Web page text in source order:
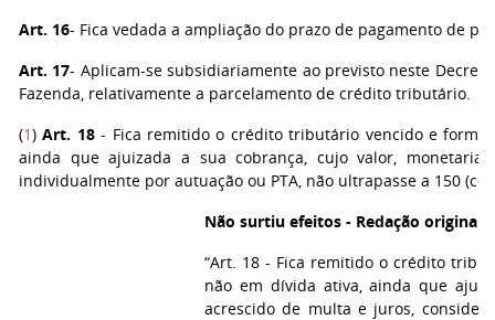
Art. 16- Fica vedada a ampliação do prazo de pagamento de
Art. 17- Aplicam-se subsidiariamente ao previsto neste
Fazenda, relativamente a parcelamento de crédito tributário.
(1)Art. 18- Fica remitido o crédito tributário vencido e
ainda que ajuizada a sua cobrança, cujo valor,
individualmente por autuação ou PTA, não ultrapasse a 150
Não surtiu efeitos - Redação original
“Art. 18 - Fica remitido o crédito
não em dívida ativa, ainda que
acrescido de multa e juros,